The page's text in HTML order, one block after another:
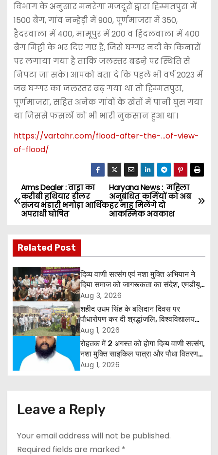
विभाग के अनुसार मनरेगा मजदूरों द्वारा हिम्मतपुरा में
1500 बैग, गांव नन्हेड़ी में 900, पूर्णमाजरा में 350,
हैदरवाला में 400, मामूपुर में 200 व हिंदलवाला में 400
बैग मिट्टी के भर दिए गए है, जिसे घग्गर नदी के किनारों
पर लगाया गया है ताकि जलस्तर बढऩे पर स्थिति से
निपटा जा सके। आपको बता दे कि पहले भी वर्ष 2023 में
जब घग्गर का जलस्तर बढ़ गया था तो हिम्मतपुरा,
पूर्णमाजरा, सहित अनेक गांवों के खेतों में पानी घुस गया
था जिससे फसलों को भी भारी नुकसान हुआ था।
https://vartahr.com/flood-after-the-…of-view-
of-flood/
P
o
t
n
a
v
i
g
o
Haryana News : महिला
अनुबंधित कर्मियों को अब
हर माह मिलेंगे दो
आकस्मिक अवकाश
Arms Dealer : वाड्रा का
करीबी हथियार डीलर
संजय भंडारी भगोड़ा आर्थिक
अपराधी घोषित
Related Post
दिव्य वाणी सत्संग एवं नशा मुक्ति अभियान ने
दिया समाज को जागरूकता का संदेश, एमडीयू
रोहतक में हजारों लोगों ने लिया संकल्प
Aug 3, 2026
शहीद उधम सिंह के बलिदान दिवस पर
पौधारोपण कर दी श्रद्धांजलि, विश्वविद्यालय
और राजपत्रित अवकाश बहाल करने की उठी
मांग
Aug 1, 2026
रोहतक में 2 अगस्त को होगा दिव्य वाणी सत्संग,
नशा मुक्ति साइकिल यात्रा और पौधा वितरण
कार्यक्रम
Aug 1, 2026
Leave a Reply
Your email address will not be published.
Required fields are marked *